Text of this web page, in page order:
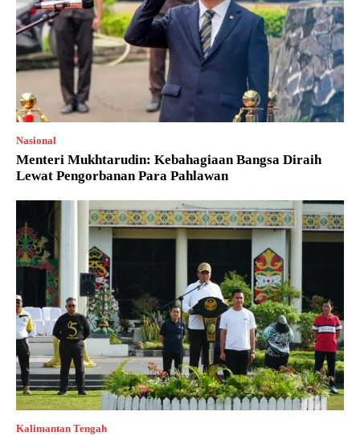
Nasional
Menteri Mukhtarudin: Kebahagiaan Bangsa Diraih
Lewat Pengorbanan Para Pahlawan
Kalimantan Tengah